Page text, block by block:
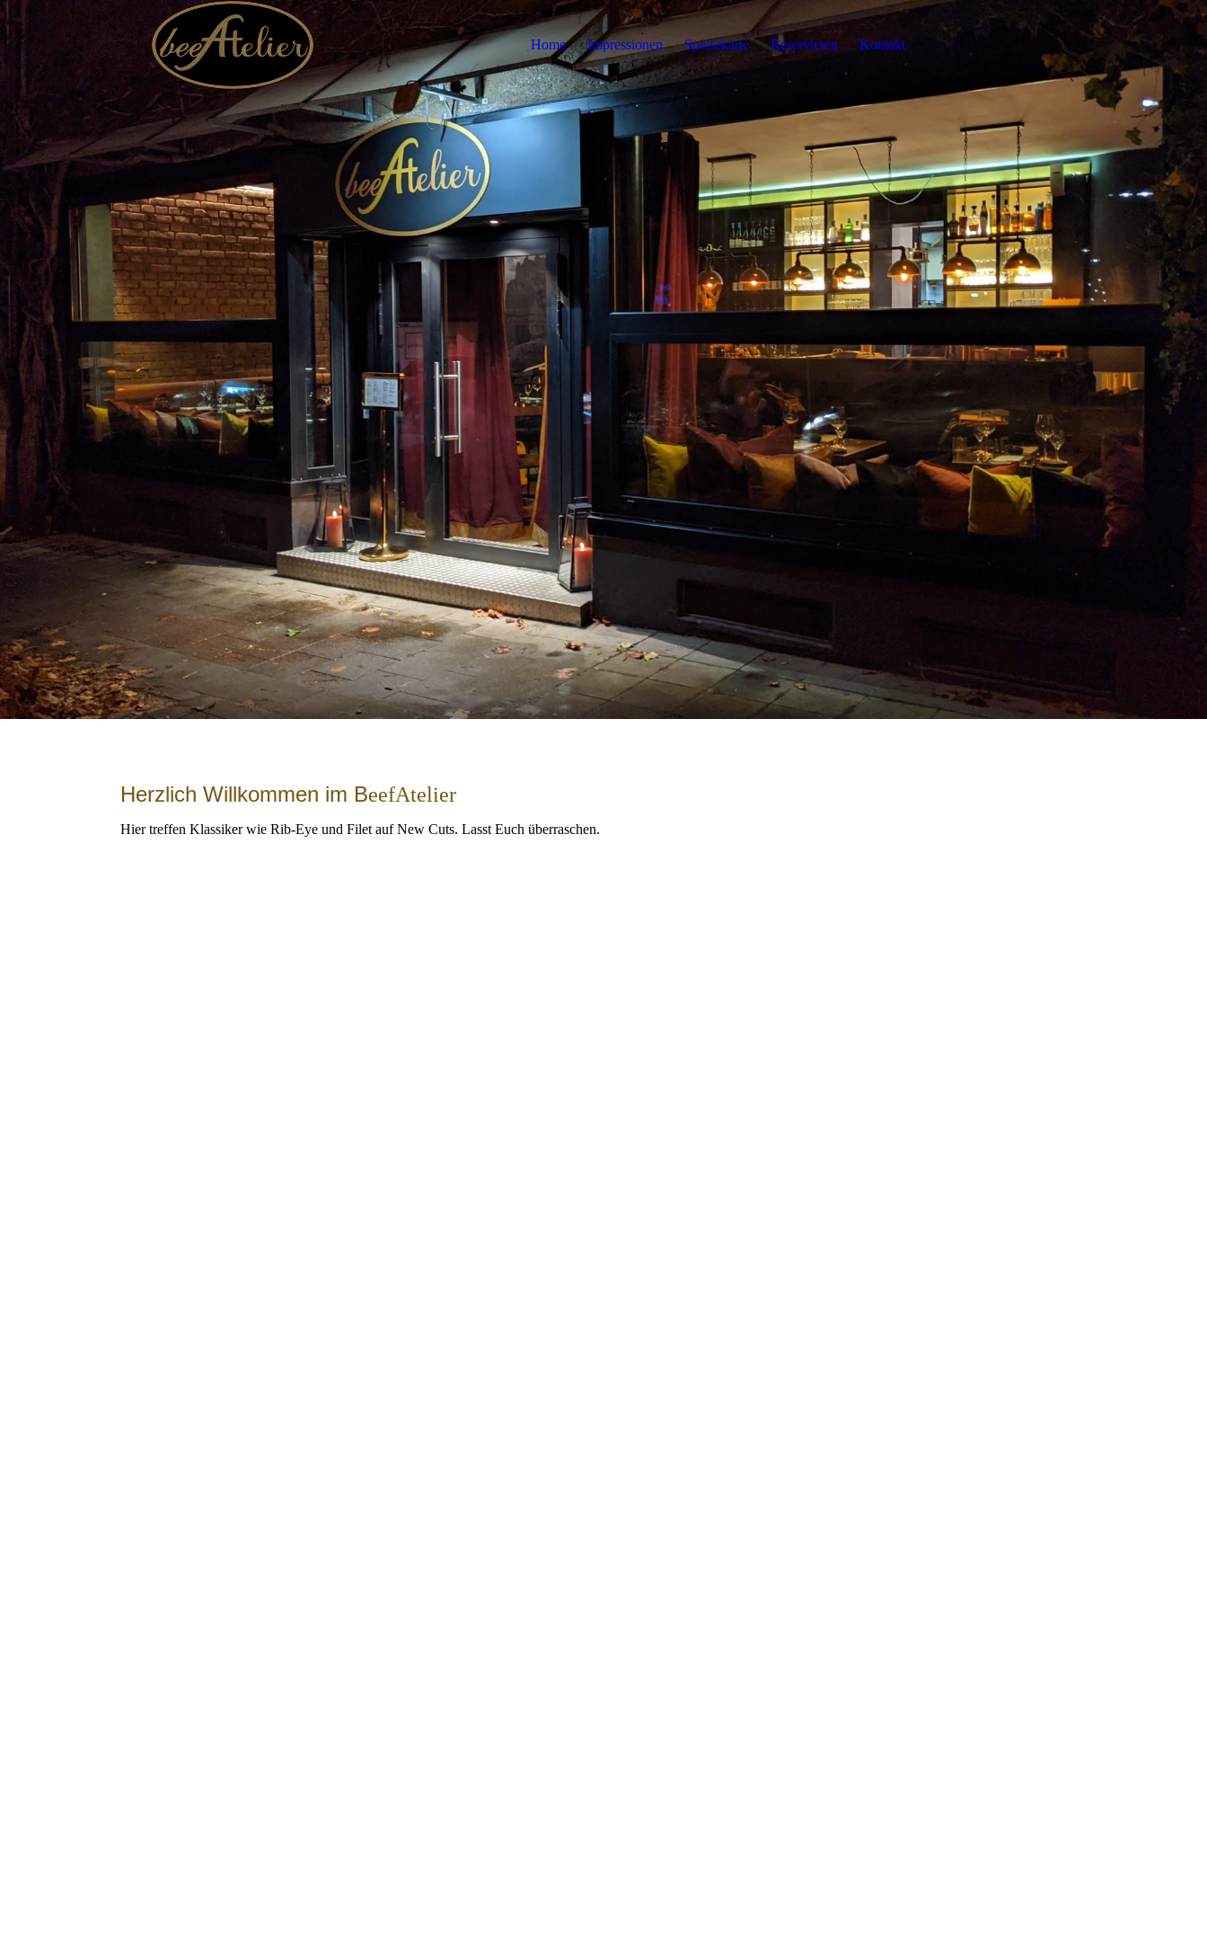
Home Impressionen Speisekarte Reservieren Kontakt
Herzlich Willkommen im BeefAtelier
Hier treffen Klassiker wie Rib-Eye und Filet auf New Cuts. Lasst Euch überraschen.